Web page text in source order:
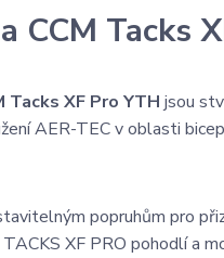
CCM Tacks
Tacks XF Pro YTH jsou
AER-TEC v oblasti
popruhům pro
TACKS XF PRO pohodlí a